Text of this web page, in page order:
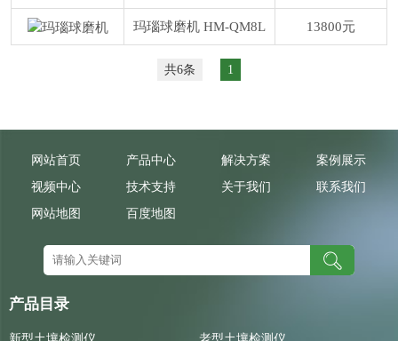
玛瑙球磨机 HM-QM8L 13800元
共6条 1
网站首页 产品中心 解决方案
案例展示
视频中心
技术支持 关于我们
联系我们
网站地图
百度地图
产品目录